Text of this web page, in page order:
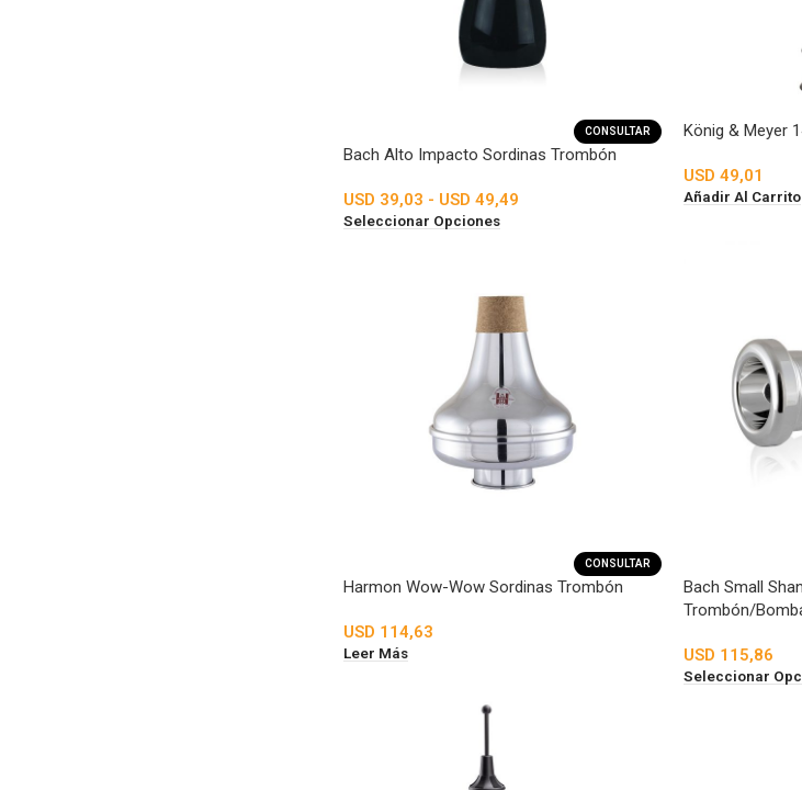
CONSULTAR
Bach Alto Impacto Sordinas Trombón
USD 39,03 - USD 49,49
Seleccionar Opciones
König & Meyer
USD 49,01
Añadir Al Carrito
CONSULTAR
Harmon Wow-Wow Sordinas Trombón
USD 114,63
Leer Más
Bach Small
Trombón/
USD 115,86
Seleccionar